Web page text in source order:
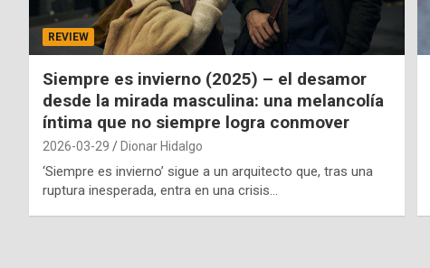
REVIEW
Siempre es invierno (2025) – el desamor
desde la mirada masculina: una melancolía
íntima que no siempre logra conmover
2026-03-29 Dionar Hidalgo
‘Siempre es invierno’ sigue a un arquitecto que, tras una
ruptura inesperada, entra en una crisis…